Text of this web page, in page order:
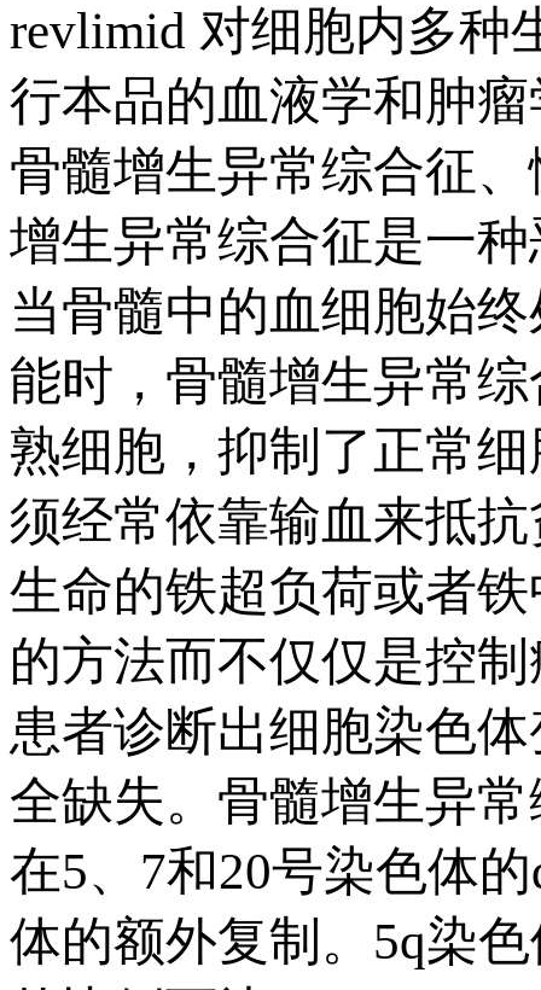
revlimid 对细胞内多种
行本品的血液学和肿
骨髓增生异常综合征
增生异常综合征是一
当骨髓中的血细胞始
能时，骨髓增生异常
熟细胞，抑制了正常
须经常依靠输血来抵
生命的铁超负荷或者
的方法而不仅仅是控
患者诊断出细胞染色
全缺失。骨髓增生异
在5、7和20号染色体
体的额外复制。5q染